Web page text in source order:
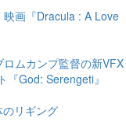
映画『Dracula : A Love
ムカンプ監督の新VFX
God: Serengeti』
リギング